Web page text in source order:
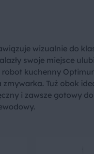
wizualnie do
swoje miejsce
robot kuchenny
zmywarka. Tuż obok
i zawsze gotowy